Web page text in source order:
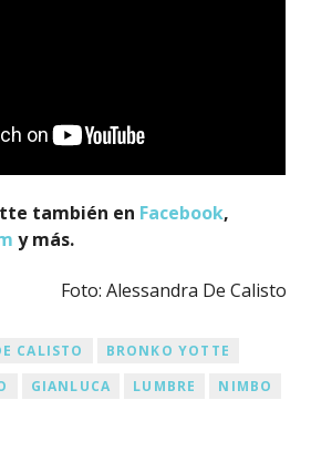
también en Facebook,
y más.
Foto: Alessandra De Calisto
CALISTO
BRONKO YOTTE
GIANLUCA LUMBRE
NIMBO